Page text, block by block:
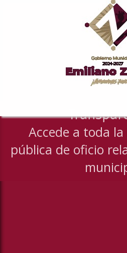
Accede a toda
pública de oficio